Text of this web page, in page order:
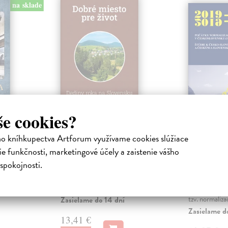
cookies?
kníhkupectva Artforum využívame cookies slúžiace
funkčnosti, marketingové účely a zaistenie vášho
na sklade
v
názvom
18
Dobré miesto pre
život
Luther Daniel (ed.)
| Kniha
Publikácia sprístupňuje poznatky
Zasielame do 14 dní
13,41 €
tzv.
Zasielame